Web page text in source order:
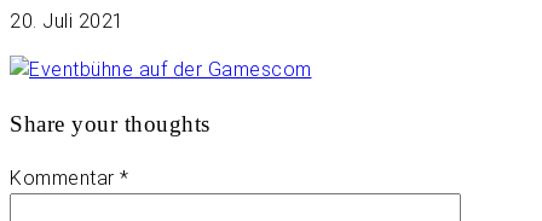
20. Juli 2021
Share your thoughts
Kommentar *